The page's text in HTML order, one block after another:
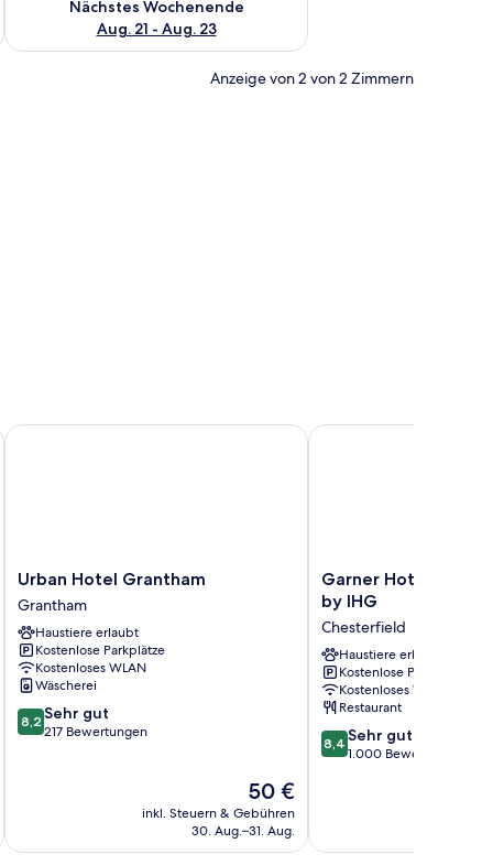
Nächstes Wochenende
Aug. 21 - Aug. 23
Anzeige von 2 von 2 Zimmern
flauschigen Teppich, einem Ledersessel und einer Ziegeldecken.
Urban
Hotel
Grantham
Grantham
Urban Hotel Grantham
Grantham
Haustiere erlaubt
Kostenlose Parkplätze
Kostenloses WLAN
Wäscherei
8.2
von
8,2 Sehr gut
217 Bewertungen
Der
Preis
beträgt
50 €
inkl. Steuern & Gebühren
30. Aug.–31. Aug.
Urban Hotel Grantham
Garner
Hotel
Chesterfield
North
by
IHG
Chesterfield
Garner Hotel
by IHG
Chesterfield
Haustiere erlaubt
Kostenlose Parkplätze
Kostenloses WLAN
Restaurant
8.4
von
Bewertungen
8,4 Sehr gut
1.000 Bewertungen
Garner Hotel